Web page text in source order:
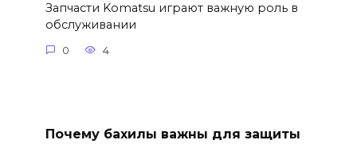
Запчасти Komatsu играют важную роль в
обслуживании
0 4
Почему бахилы важны для защиты